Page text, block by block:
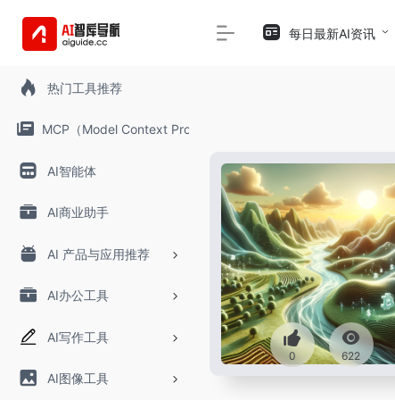
热门工具推荐
MCP（Model Context Protocol）
AI智能体
AI商业助手
AI 产品与应用推荐
AI办公工具
AI写作工具
AI图像工具
每日最新AI资讯
0 622